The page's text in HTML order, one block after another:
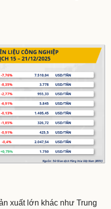
xuất lớn khác như Trung